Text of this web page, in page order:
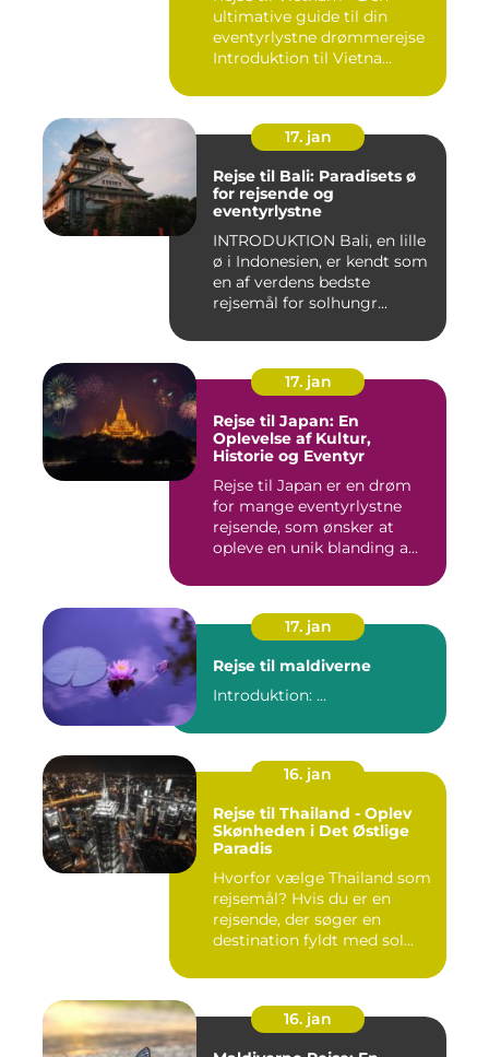
ultimative guide til din
eventyrlystne drømmerejse
Introduktion til Vietna...
17. jan
Rejse til Bali: Paradisets ø
for rejsende og
eventyrlystne
INTRODUKTION Bali, en lille
ø i Indonesien, er kendt som
en af verdens bedste
rejsemål for solhungr...
17. jan
Rejse til Japan: En
Oplevelse af Kultur,
Historie og Eventyr
Rejse til Japan er en drøm
for mange eventyrlystne
rejsende, som ønsker at
opleve en unik blanding a...
17. jan
Rejse til maldiverne
Introduktion: ...
16. jan
Rejse til Thailand - Oplev
Skønheden i Det Østlige
Paradis
Hvorfor vælge Thailand som
rejsemål? Hvis du er en
rejsende, der søger en
destination fyldt med sol...
16. jan